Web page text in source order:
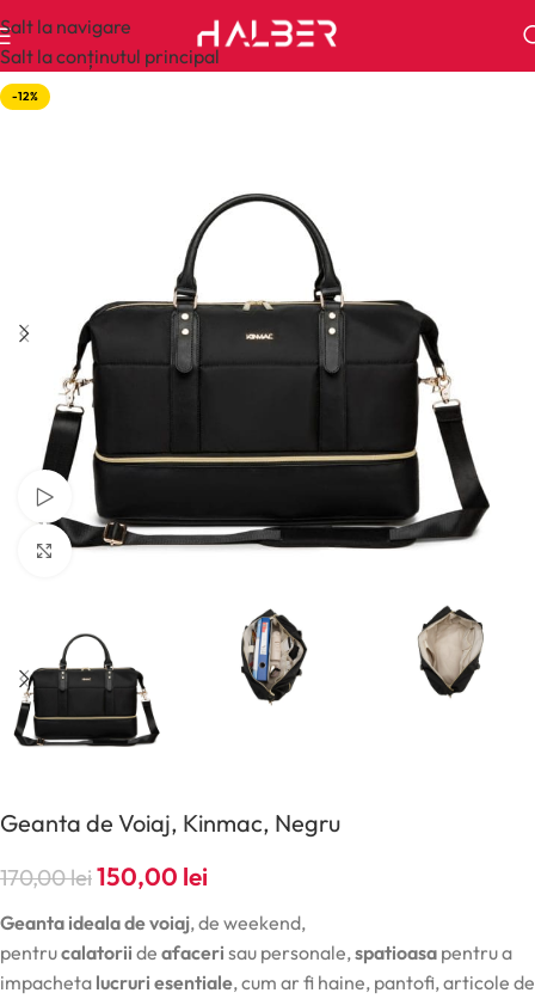
Salt la navigare
Salt la conținutul principal
-12%
Urmăriți videoclipul
Click pentru a mări
Geanta de Voiaj, Kinmac, Negru
170,00lei150,00 lei
Geanta ideala de voiaj, de weekend,
pentrucalatorii de afaceri sau personale,spatioasa pentru a
impacheta lucruri esentiale, cum ar fi haine, pantofi, articole de